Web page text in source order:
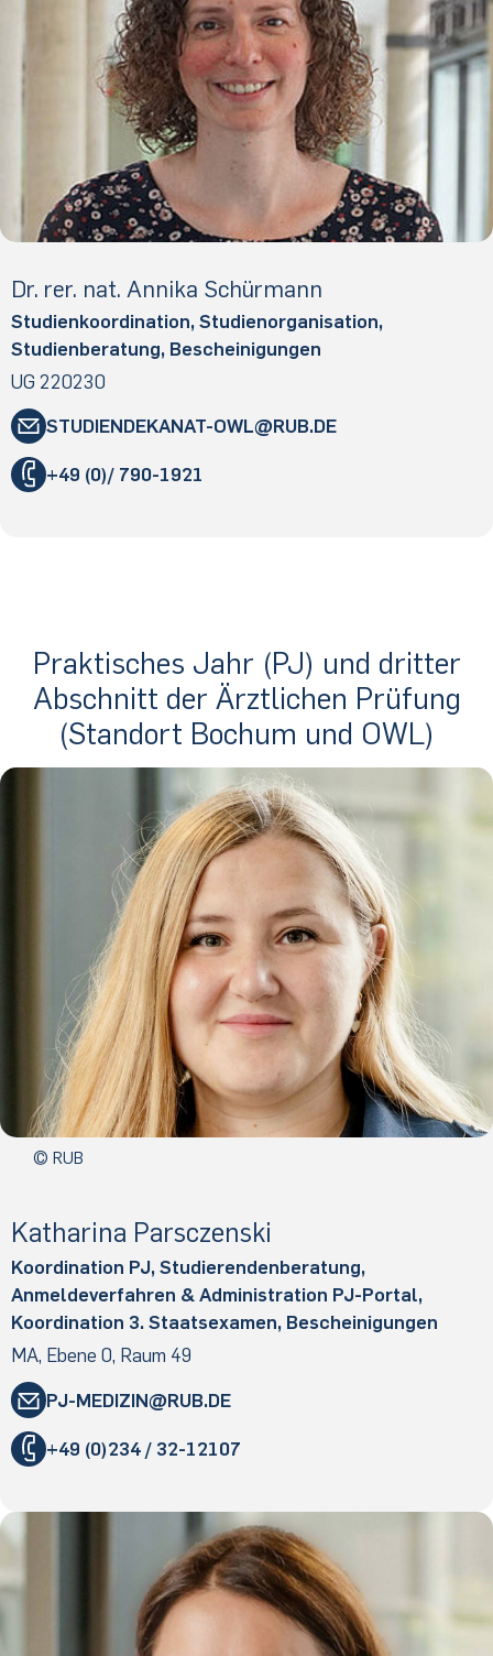
Dr. rer. nat. Annika Schürmann
Studienkoordination, Studienorganisation,
Studienberatung, Bescheinigungen
UG 220230
STUDIENDEKANAT-OWL
​RUB.​DE
+49 (0)/ 790-1921
Praktisches Jahr (PJ) und dritter
Abschnitt der Ärztlichen Prüfung
(Standort Bochum und OWL)
© RUB
Ka­tha­ri­na Par­sczen­ski
Koordination PJ, Studierendenberatung,
Anmeldeverfahren & Administration PJ-Portal,
Koordination 3. Staatsexamen, Bescheinigungen
MA, Ebene 0, Raum 49
PJ-MEDIZIN
​RUB
"
&
.​DE
+49 (0)234 / 32-12107